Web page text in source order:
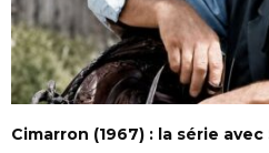
Cimarron (1967) : la série